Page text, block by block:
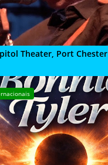
Theater, Port Chester